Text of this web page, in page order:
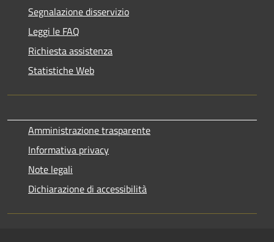
Segnalazione disservizio
Leggi le FAQ
Richiesta assistenza
Statistiche Web
Amministrazione trasparente
Informativa privacy
Note legali
Dichiarazione di accessibilità